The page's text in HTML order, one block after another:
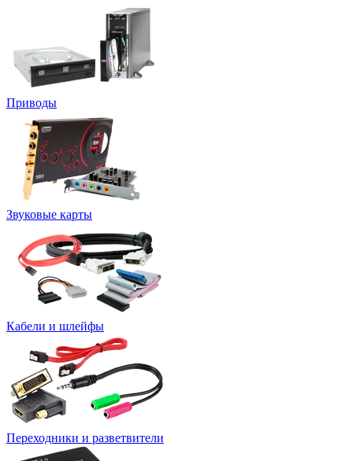
Приводы
Звуковые карты
Кабели и шлейфы
Переходники и разветвители